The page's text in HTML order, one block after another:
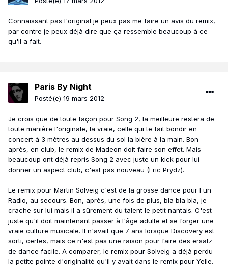
Connaissant pas l'original je peux pas me faire un avis du remix,
par contre je peux déjà dire que ça ressemble beaucoup à ce
qu'il a fait.
Paris By Night
Posté(e) 19 mars 2012
Je crois que de toute façon pour Song 2, la meilleure restera de
toute manière l'originale, la vraie, celle qui te fait bondir en
concert à 3 mètres au dessus du sol la bière à la main. Bon
après, en club, le remix de Madeon doit faire son effet. Mais
beaucoup ont déjà repris Song 2 avec juste un kick pour lui
donner un aspect club, c'est pas nouveau (Eric Prydz).
Le remix pour Martin Solveig c'est de la grosse dance pour Fun
Radio, au secours. Bon, après, une fois de plus, bla bla bla, je
crache sur lui mais il a sûrement du talent le petit nantais. C'est
juste qu'il doit maintenant passer à l'âge adulte et se forger une
vraie culture musicale. Il n'avait que 7 ans lorsque Discovery est
sorti, certes, mais ce n'est pas une raison pour faire des ersatz
de dance facile. A comparer, le remix pour Solveig a déjà perdu
la petite pointe d'originalité qu'il y avait dans le remix pour Yelle.